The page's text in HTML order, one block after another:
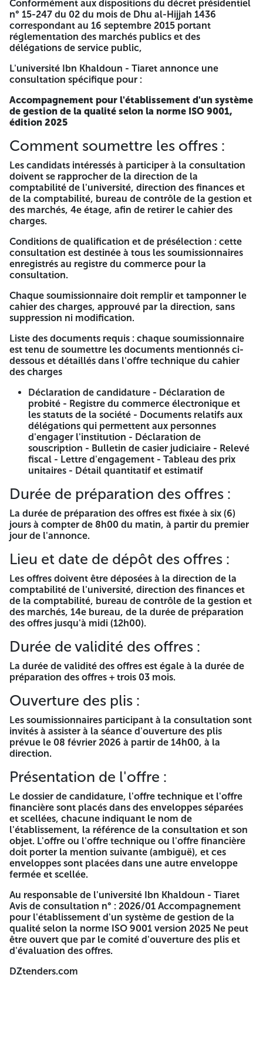
séance d'ouverture des plis prévue le 08 février 2026 à
partir de 14h00, à la direction. Présentation de l'offre : Le
dossier de candidature, l'offre technique et l'offre
financière sont placés dans des enveloppes séparées et
scellées, chacune indiquant le nom de l'établissement, la
référence de la consultation et son objet. L'offre ou l'offre
technique ou l'offre financière doit porter la mention
suivante (ambiguë), et ces enveloppes sont placées dans
une autre enveloppe fermée et scellée. Au responsable de
l'université Ibn Khaldoun - Tiaret Avis de consultation n° :
2026/01 Accompagnement pour l'établissement d'un
version 2025 Ne peut être ouvert que par le comité
d'ouverture des plis et d'évaluation des offres.
DZtenders.com A -=-=-=-
Énoncé d'un avis de consultation
Numéro : 2026/01
15-247 du 02 du mois de Dhu al-Hijjah 1436 correspondant
au 16 septembre 2015 portant réglementation des marchés
publics et des délégations de service public,
consultation spécifique pour :
Accompagnement pour l'établissement d'un système de
2025
Comment soumettre les offres :
doivent se rapprocher de la direction de la comptabilité de
l'université, direction des finances et de la comptabilité,
bureau de contrôle de la gestion et des marchés, 4e étage,
afin de retirer le cahier des charges.
Conditions de qualification et de présélection : cette
consultation est destinée à tous les soumissionnaires
enregistrés au registre du commerce pour la consultation.
Chaque soumissionnaire doit remplir et tamponner le
cahier des charges, approuvé par la direction, sans
suppression ni modification.
Liste des documents requis : chaque soumissionnaire est
et détaillés dans l'offre technique du cahier des charges
Déclaration de candidature - Déclaration de probité -
Registre du commerce électronique et les statuts de la
société - Documents relatifs aux délégations qui
permettent aux personnes d'engager l'institution -
Déclaration de souscription - Bulletin de casier
Tableau des prix unitaires - Détail quantitatif et
Durée de préparation des offres :
La durée de préparation des offres est fixée à six (6) jours à
compter de 8h00 du matin, à partir du premier jour de
l'annonce.
Lieu et date de dépôt des offres :
comptabilité de l'université, direction des finances et de la
marchés, 14e bureau, de la durée de préparation des offres
jusqu'à midi (12h00).
Durée de validité des offres :
La durée de validité des offres est égale à la durée de
préparation des offres + trois 03 mois.
Ouverture des plis :
Les soumissionnaires participant à la consultation sont
invités à assister à la séance d'ouverture des plis prévue le
08 février 2026 à partir de 14h00, à la direction.
Présentation de l'offre :
Le dossier de candidature, l'offre technique et l'offre
Conformément aux dispositions du décret présidentiel
n° 15-247 du 02 du mois de Dhu al-Hijjah 1436
correspondant au 16 septembre 2015 portant
réglementation des marchés publics et des
délégations de service public,
L'université Ibn Khaldoun - Tiaret annonce une
consultation spécifique pour :
Accompagnement pour l'établissement d'un système
de gestion de la qualité selon la norme ISO 9001,
édition 2025
Comment soumettre les offres :
Les candidats intéressés à participer à la consultation
doivent se rapprocher de la direction de la
comptabilité de l'université, direction des finances et
de la comptabilité, bureau de contrôle de la gestion et
des marchés, 4e étage, afin de retirer le cahier des
charges.
Conditions de qualification et de présélection : cette
consultation est destinée à tous les soumissionnaires
enregistrés au registre du commerce pour la
consultation.
Chaque soumissionnaire doit remplir et tamponner le
cahier des charges, approuvé par la direction, sans
suppression ni modification.
Liste des documents requis : chaque soumissionnaire
est tenu de soumettre les documents mentionnés ci-
dessous et détaillés dans l'offre technique du cahier
des charges
Déclaration de candidature - Déclaration de
probité - Registre du commerce électronique et
les statuts de la société - Documents relatifs aux
délégations qui permettent aux personnes
d'engager l'institution - Déclaration de
souscription - Bulletin de casier judiciaire - Relevé
fiscal - Lettre d'engagement - Tableau des prix
unitaires - Détail quantitatif et estimatif
Durée de préparation des offres :
La durée de préparation des offres est fixée à six (6)
jours à compter de 8h00 du matin, à partir du premier
jour de l'annonce.
Lieu et date de dépôt des offres :
Les offres doivent être déposées à la direction de la
comptabilité de l'université, direction des finances et
de la comptabilité, bureau de contrôle de la gestion et
des marchés, 14e bureau, de la durée de préparation
des offres jusqu'à midi (12h00).
Durée de validité des offres :
La durée de validité des offres est égale à la durée de
préparation des offres + trois 03 mois.
Ouverture des plis :
Les soumissionnaires participant à la consultation sont
invités à assister à la séance d'ouverture des plis
prévue le 08 février 2026 à partir de 14h00, à la
direction.
Présentation de l'offre :
Le dossier de candidature, l'offre technique et l'offre
financière sont placés dans des enveloppes séparées
et scellées, chacune indiquant le nom de
l'établissement, la référence de la consultation et son
objet. L'offre ou l'offre technique ou l'offre financière
doit porter la mention suivante (ambiguë), et ces
enveloppes sont placées dans une autre enveloppe
fermée et scellée.
Au responsable de l'université Ibn Khaldoun - Tiaret
Avis de consultation n° : 2026/01 Accompagnement
pour l'établissement d'un système de gestion de la
qualité selon la norme ISO 9001 version 2025 Ne peut
être ouvert que par le comité d'ouverture des plis et
d'évaluation des offres.
DZtenders.com